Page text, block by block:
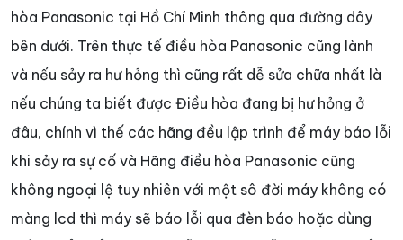
hòa Panasonic tại Hồ Chí Minh thông qua đường dây
bên dưới. Trên thực tế điều hòa Panasonic cũng lành
và nếu sảy ra hư hỏng thì cũng rất dễ sửa chữa nhất là
nếu chúng ta biết được Điều hòa đang bị hư hỏng ở
đâu, chính vì thế các hãng đều lập trình để máy báo lỗi
khi sảy ra sự cố và Hãng điều hòa Panasonic cũng
không ngoại lệ tuy nhiên với một sô đời máy không có
màng lcd thì máy sẽ báo lỗi qua đèn báo hoặc dùng